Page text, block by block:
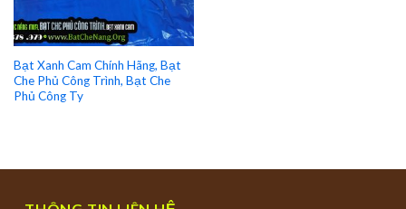
Bạt Xanh Cam Chính Hãng, Bạt
Che Phủ Công Trình, Bạt Che
Phủ Công Ty